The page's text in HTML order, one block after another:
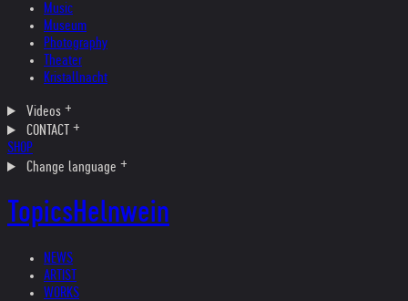
Music
Museum
Photography
Theater
Kristallnacht
Videos
CONTACT
SHOP
Change language
TopicsHelnwein
NEWS
ARTIST
WORKS